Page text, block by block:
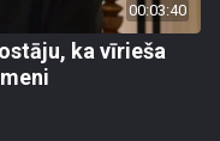
00:03:40
ka vīrieša